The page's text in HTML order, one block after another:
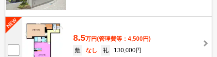
8.5万円(管理費等：4,500円)
敷
なし 礼
130,000円